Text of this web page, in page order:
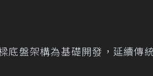
底盤架構為基礎開發，延續傳